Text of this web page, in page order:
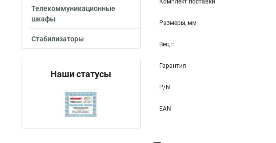
Телекоммуникационные
шкафы
Стабилизаторы
Наши статусы
Комплект поставки
Размеры, мм
Вес, г
Гарантия
P/N
EAN